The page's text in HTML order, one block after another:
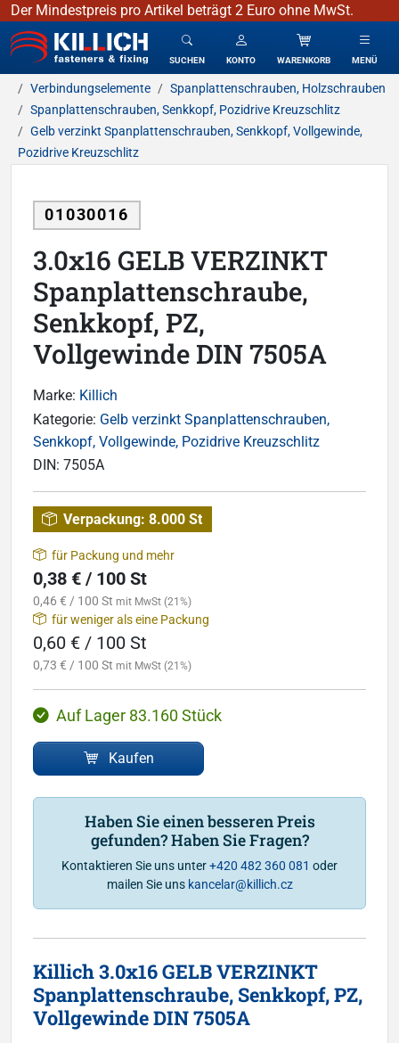
Der Mindestpreis pro Artikel beträgt 2 Euro ohne MwSt.
KILLICH - Verbindungselemente
SUCHEN KONTO WARENKORB MENÜ
Verbindungselemente
Spanplattenschrauben, Holzschrauben
Spanplattenschrauben, Senkkopf, Pozidrive Kreuzschlitz
Gelb verzinkt Spanplattenschrauben, Senkkopf, Vollgewinde,
Pozidrive Kreuzschlitz
01030016
3.0x16 GELB VERZINKT
Spanplattenschraube,
Senkkopf, PZ,
Vollgewinde DIN 7505A
Marke: Killich
Kategorie: Gelb verzinkt Spanplattenschrauben,
Senkkopf, Vollgewinde, Pozidrive Kreuzschlitz
DIN: 7505A
Verpackung: 8.000 St
für Packung und mehr
0,38 € / 100 St
0,46 € / 100 St mit MwSt (21%)
für weniger als eine Packung
0,60 € / 100 St
0,73 € / 100 St mit MwSt (21%)
Auf Lager 83.160 Stück
Kaufen
Haben Sie einen besseren Preis
gefunden? Haben Sie Fragen?
Kontaktieren Sie uns unter+420 482 360 081 oder
mailen Sie uns kancelar@killich.cz
Killich 3.0x16 GELB VERZINKT
Spanplattenschraube, Senkkopf, PZ,
Vollgewinde DIN 7505A